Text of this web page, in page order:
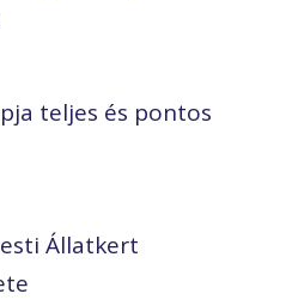
teljes és pontos
Állatkert